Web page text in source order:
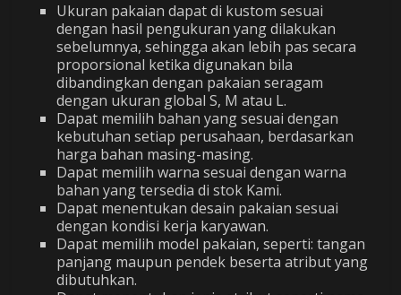
Ukuran pakaian dapat di kustom sesuai
dengan hasil pengukuran yang dilakukan
sebelumnya, sehingga akan lebih pas secara
proporsional ketika digunakan bila
dibandingkan dengan pakaian seragam
dengan ukuran global S, M atau L.
Dapat memilih bahan yang sesuai dengan
kebutuhan setiap perusahaan, berdasarkan
harga bahan masing-masing.
Dapat memilih warna sesuai dengan warna
bahan yang tersedia di stok Kami.
Dapat menentukan desain pakaian sesuai
dengan kondisi kerja karyawan.
Dapat memilih model pakaian, seperti: tangan
panjang maupun pendek beserta atribut yang
dibutuhkan.